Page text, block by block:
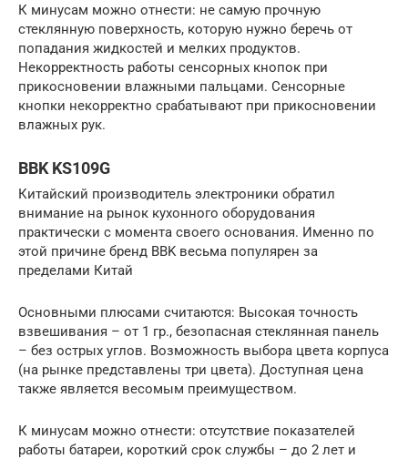
К минусам можно отнести: не самую прочную
стеклянную поверхность, которую нужно беречь от
попадания жидкостей и мелких продуктов.
Некорректность работы сенсорных кнопок при
прикосновении влажными пальцами. Сенсорные
кнопки некорректно срабатывают при прикосновении
влажных рук.
BBK KS109G
Китайский производитель электроники обратил
внимание на рынок кухонного оборудования
практически с момента своего основания. Именно по
этой причине бренд BBK весьма популярен за
пределами Китай
Основными плюсами считаются: Высокая точность
взвешивания – от 1 гр., безопасная стеклянная панель
– без острых углов. Возможность выбора цвета корпуса
(на рынке представлены три цвета). Доступная цена
также является весомым преимуществом.
К минусам можно отнести: отсутствие показателей
работы батареи, короткий срок службы – до 2 лет и